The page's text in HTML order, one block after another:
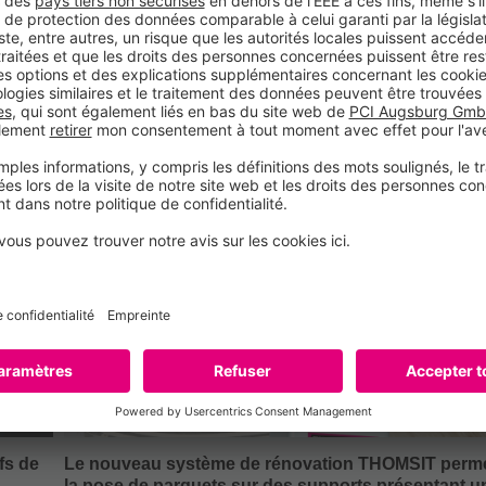
de la
du
la direction
de
Le 17
à
dispersion.
grâce à
pourra
long terme
suivant
THOMSIT-
confort
En tout,
sur son site
de
Le nouveau système de rénovation THOMSIT